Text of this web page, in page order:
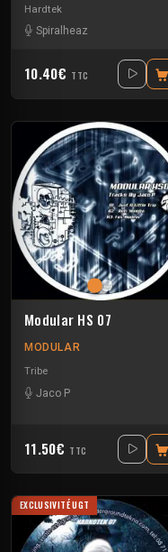
Hardtek
Spiralheaz
10.40€ TTC
Modular HS 07
MODULAR
Tribe
Jaco P
11.50€ TTC
EXCLUSIVITÉ UGT